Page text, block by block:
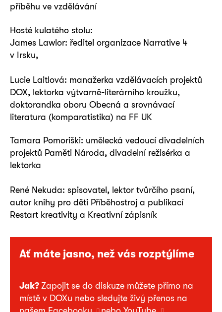
Ať máte jasno, než vás rozptýlíme
Jak? Zapojit se do diskuze můžete přímo na
místě v DOXu nebo sledujte živý přenos na
příběhu ve vzdělávání
Hosté kulatého stolu:
James Lawlor: ředitel organizace Narrative 4
v Irsku,
Lucie Laitlová: manažerka vzdělávacích projektů
DOX, lektorka výtvarně-literárního kroužku,
doktorandka oboru Obecná a srovnávací
literatura (komparatistika) na FF UK
Tamara Pomoriški: umělecká vedoucí divadelních
projektů Paměti Národa, divadelní režisérka a
lektorka
René Nekuda: spisovatel, lektor tvůrčího psaní,
autor knihy pro děti Příběhostroj a publikací
Restart kreativity a Kreativní zápisník